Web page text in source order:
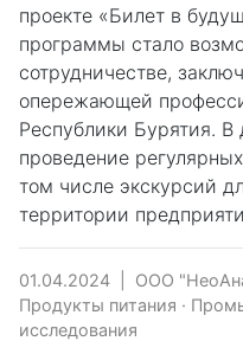
проекте «Билет в
программы стало
сотрудничестве,
опережающей
Республики Бурятия. В
проведение
том числе экскурсий
территории
01.04.2024 ООО
Продукты питания ·
исследования